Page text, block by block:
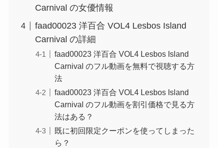
Carnival の女優情報
faad00023 洋百合 VOL4 Lesbos Island
Carnival の詳細
faad00023 洋百合 VOL4 Lesbos Island
Carnival のフル動画を無料で視聴する方
法
faad00023 洋百合 VOL4 Lesbos Island
Carnival のフル動画を割引価格で見る方
法はある？
既に初回限定クーポンを使ってしまった
ら？